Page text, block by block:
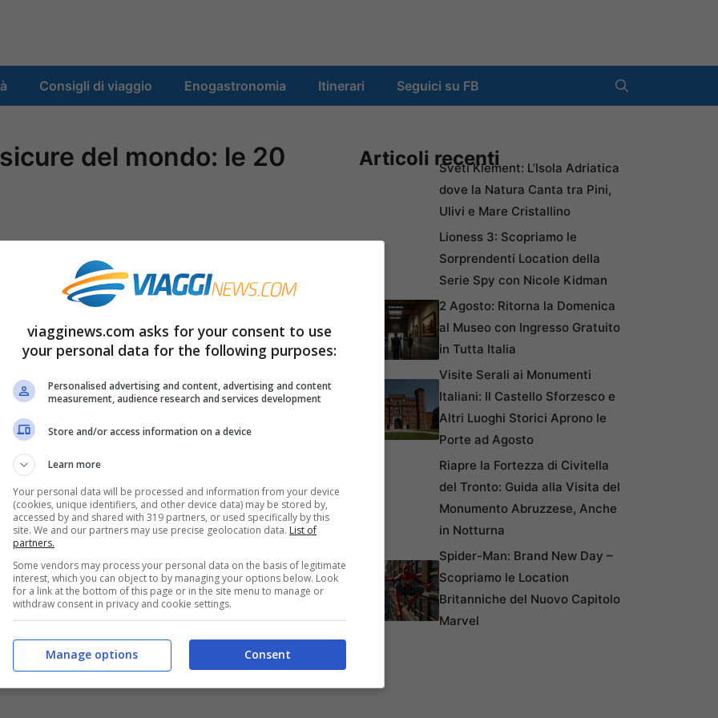
Consigli di viaggio Enogastronomia Itinerari Seguici su FB
del mondo: le 20
15 16 17
Articoli recentiSveti Klement: L’Isola Adriatica
dove la Natura Canta tra Pini,
Ulivi e Mare Cristallino
Lioness 3: Scopriamo le
Sorprendenti Location della
Serie Spy con Nicole Kidman
2 Agosto: Ritorna la Domenica
al Museo con Ingresso Gratuito
in Tutta Italia
Visite Serali ai Monumenti
Italiani: Il Castello Sforzesco e
Altri Luoghi Storici Aprono le
Porte ad Agosto
Riapre la Fortezza di Civitella
del Tronto: Guida alla Visita del
Monumento Abruzzese, Anche
in Notturna
Spider-Man: Brand New Day –
Scopriamo le Location
Britanniche del Nuovo Capitolo
Marvel
viagginews.com asks for your consent to use
your personal data for the following purposes:
Personalised advertising and content, advertising and content
measurement, audience research and services development
Store and/or access information on a device
Learn more
Your personal data will be processed and information from your device
(cookies, unique identifiers, and other device data) may be stored by,
accessed by and shared with 319 partners, or used specifically by this
site. We and our partners may use precise geolocation data. List of
partners.
Some vendors may process your personal data on the basis of legitimate
interest, which you can object to by managing your options below. Look
for a link at the bottom of this page or in the site menu to manage or
withdraw consent in privacy and cookie settings.
Consent
Manage options